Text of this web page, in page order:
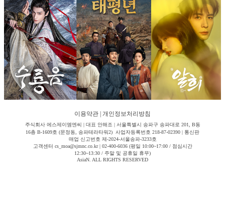
이용약관 개인정보처리방침
주식회사 에스제이엠엔씨 | 대표 안해조 | 서울특별시 송파구 송파대로 201, B동
16층 B-1609호 (문정동, 송파테라타워2) 사업자등록번호 218-87-02390 | 통신판
매업 신고번호 제-2024-서울송파-3233호
고객센터 cs_moa@sjmnc.co.kr | 02-400-6036 (평일 10:00~17:00 / 점심시간
12:30~13:30 / 주말 및 공휴일 휴무)
AsiaN. ALL RIGHTS RESERVED